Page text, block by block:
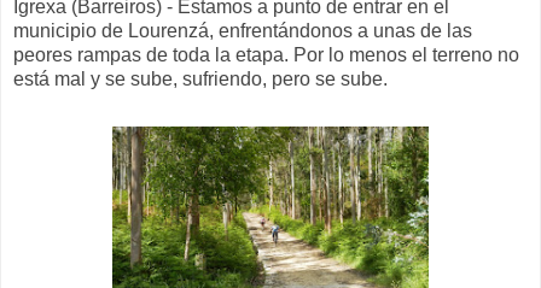
Igrexa (Barreiros) - Estamos a punto de entrar en el
municipio de Lourenzá, enfrentándonos a unas de las
peores rampas de toda la etapa. Por lo menos el terreno no
está mal y se sube, sufriendo, pero se sube.